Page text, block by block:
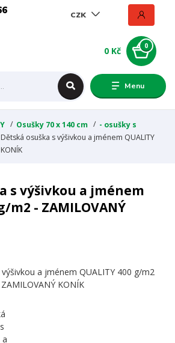
Menu
CZK
0
0 Kč
Osušky 70 x 140 cm
- osušky s
Dětská osuška s výšivkou a jménem QUALITY
s výšivkou a jménem
m2 - ZAMILOVANÝ